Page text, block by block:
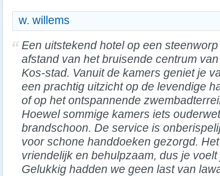
w. willems
Een uitstekend hotel op een steenworp
afstand van het bruisende centrum van
Kos-stad. Vanuit de kamers geniet je
een prachtig uitzicht op de levendige
of op het ontspannende
Hoewel sommige kamers iets
brandschoon. De service is
voor schone handdoeken gezorgd.
vriendelijk en behulpzaam, dus je
Gelukkig hadden we geen last van